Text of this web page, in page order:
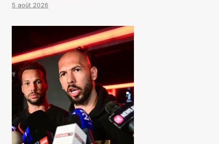
5 août 2026